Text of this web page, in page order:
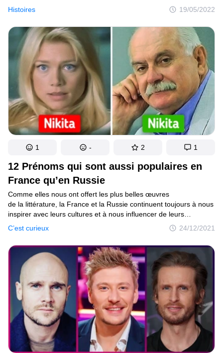
Histoires 19/05/2022
ces histoires et de les vendre ensuite aux scénaristes
12 Prénoms qui sont aussi populaires en
France qu’en Russie
C’est curieux 24/12/2021
Comme elles nous ont offert les plus belles œuvres
de la littérature, la France et la Russie continuent toujours à nous
inspirer avec leurs cultures et à nous influencer de leurs
héritages. Ceci s’applique notamment aux prénoms que nous
1 - 2 1